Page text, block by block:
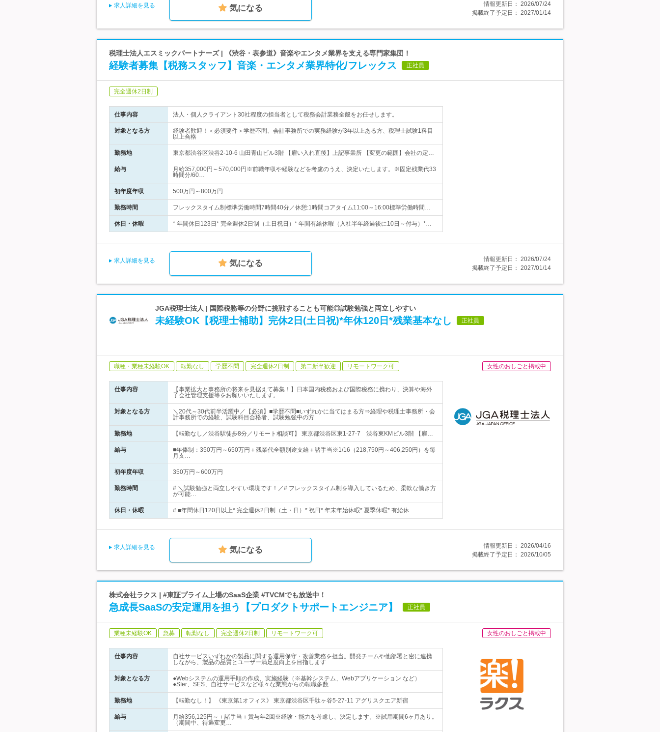
求人詳細を見る 気になる 情報更新日： 2026/07/24
掲載終了予定日： 2027/01/14
税理士法人エスミックパートナーズ | 《渋谷・表参道》音楽やエンタメ業界を支える専門家集団！
経験者募集【税務スタッフ】音楽・エンタメ業界特化/フレックス 正社員
完全週休2日制
仕事内容 法人・個人クライアント30社程度の担当者として税務会計業務全般をお任せします。
対象となる方
経験者歓迎！＜必須要件＞学歴不問、会計事務所での実務経験が3年以上ある方、税理士試験1科目
以上合格
勤務地 東京都渋谷区渋谷2-10-6 山田青山ビル3階 【雇い入れ直後】上記事業所 【変更の範囲】会社の定…
給与
月給357,000円～570,000円※前職年収や経験などを考慮のうえ、決定いたします。※固定残業代33
時間分/60…
初年度年収 500万円～800万円
勤務時間 フレックスタイム制標準労働時間7時間40分／休憩:1時間コアタイム11:00～16:00標準労働時間…
休日・休暇 * 年間休日123日* 完全週休2日制（土日祝日）* 年間有給休暇（入社半年経過後に10日～付与）*…
求人詳細を見る 気になる 情報更新日： 2026/07/24
掲載終了予定日： 2027/01/14
JGA税理士法人 | 国際税務等の分野に挑戦することも可能◎試験勉強と両立しやすい
未経験OK【税理士補助】完休2日(土日祝)*年休120日*残業基本なし 正社員
職種・業種未経験OK 転勤なし 学歴不問 完全週休2日制 第二新卒歓迎 リモートワーク可 女性のおしごと掲載中
仕事内容
【事業拡大と事務所の将来を見据えて募集！】日本国内税務および国際税務に携わり、決算や海外
子会社管理支援等をお願いいたします。
対象となる方
＼20代～30代前半活躍中／【必須】■学歴不問■いずれかに当てはまる方⇒経理や税理士事務所・会
計事務所での経験、試験科目合格者、試験勉強中の方
勤務地 【転勤なし／渋谷駅徒歩8分／リモート相談可】 東京都渋谷区東1-27-7 渋谷東KMビル3階 【雇…
給与
■年俸制：350万円～650万円＋残業代全額別途支給＋諸手当※1/16（218,750円～406,250円）を毎
月支…
初年度年収 350万円～600万円
勤務時間
# ＼試験勉強と両立しやすい環境です！／# フレックスタイム制を導入しているため、柔軟な働き方
が可能…
休日・休暇 # ■年間休日120日以上* 完全週休2日制（土・日）* 祝日* 年末年始休暇* 夏季休暇* 有給休…
求人詳細を見る 気になる 情報更新日： 2026/04/16
掲載終了予定日： 2026/10/05
株式会社ラクス | #東証プライム上場のSaaS企業 #TVCMでも放送中！
急成長SaaSの安定運用を担う【プロダクトサポートエンジニア】 正社員
業種未経験OK 急募 転勤なし 完全週休2日制 リモートワーク可 女性のおしごと掲載中
仕事内容
自社サービスいずれかの製品に関する運用保守・改善業務を担当。開発チームや他部署と密に連携
しながら、製品の品質とユーザー満足度向上を目指します
対象となる方
●Webシステムの運用手順の作成、実施経験（※基幹システム、Webアプリケーション など）
●SIer、SES、自社サービスなど様々な業態からの転職多数
勤務地 【転勤なし！】 《東京第1オフィス》 東京都渋谷区千駄ヶ谷5-27-11 アグリスクエア新宿
給与
月給356,125円～＋諸手当＋賞与年2回※経験・能力を考慮し、決定します。※試用期間6ヶ月あり。
（期間中、待遇変更…